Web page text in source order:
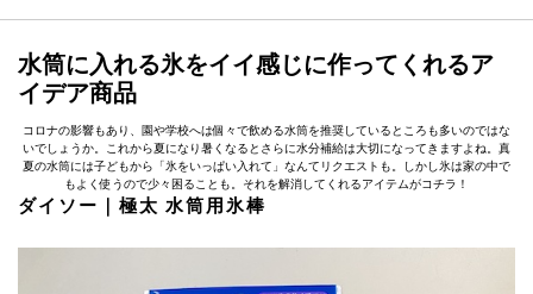
水筒に入れる氷をイイ感じに作ってくれるア
イデア商品
コロナの影響もあり、園や学校へは個々で飲める水筒を推奨しているところも多いのではな
いでしょうか。これから夏になり暑くなるとさらに水分補給は大切になってきますよね。真
夏の水筒には子どもから「氷をいっぱい入れて」なんてリクエストも。しかし氷は家の中で
もよく使うので少々困ることも。それを解消してくれるアイテムがコチラ！
ダイソー｜極太 水筒用氷棒